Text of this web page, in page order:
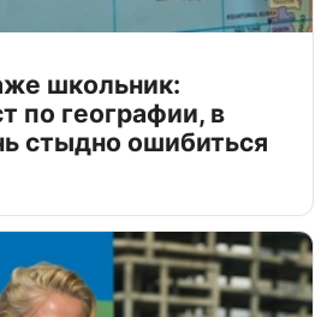
школьник:
по географии, в
стыдно ошибиться